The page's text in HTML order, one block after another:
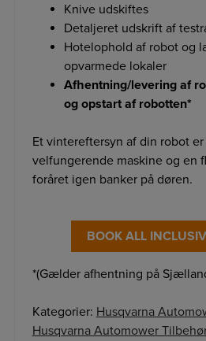
Knive udskiftes
Detaljeret udskrift af
Hotelophold af robot og
opvarmede lokaler
Afhentning/levering af
og opstart af robotten*
Et vintereftersyn af din robot
velfungerende maskine og en
foråret igen banker på døren.
BOOK ALL
*(Gælder afhentning på
Kategorier: Husqvarna
Husqvarna Automower Tilbehør